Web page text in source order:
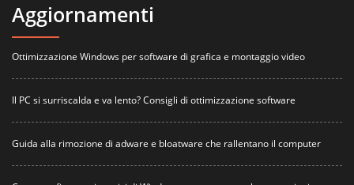
Aggiornamenti
Ottimizzazione Windows per software di grafica e montaggio video
Il PC si surriscalda e va lento? Consigli di ottimizzazione software
Guida alla rimozione di adware e bloatware che rallentano il computer